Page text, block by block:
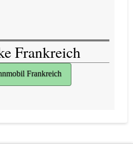
Frankreich
Frankreich